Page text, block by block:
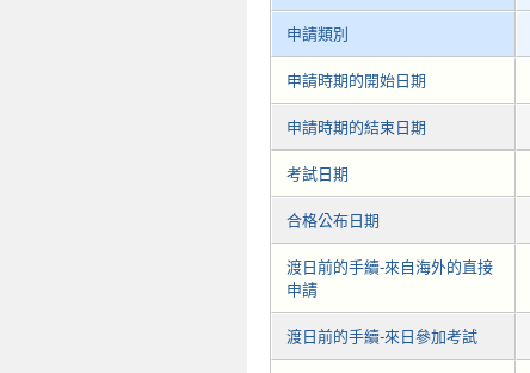
申請類別
申請時期的開始日期
申請時期的結束日期
考試日期
合格公布日期
渡日前的手續-來自海外的直接
申請
渡日前的手續-來日參加考試